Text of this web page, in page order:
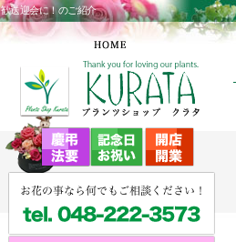
歓送迎会に！のご紹介